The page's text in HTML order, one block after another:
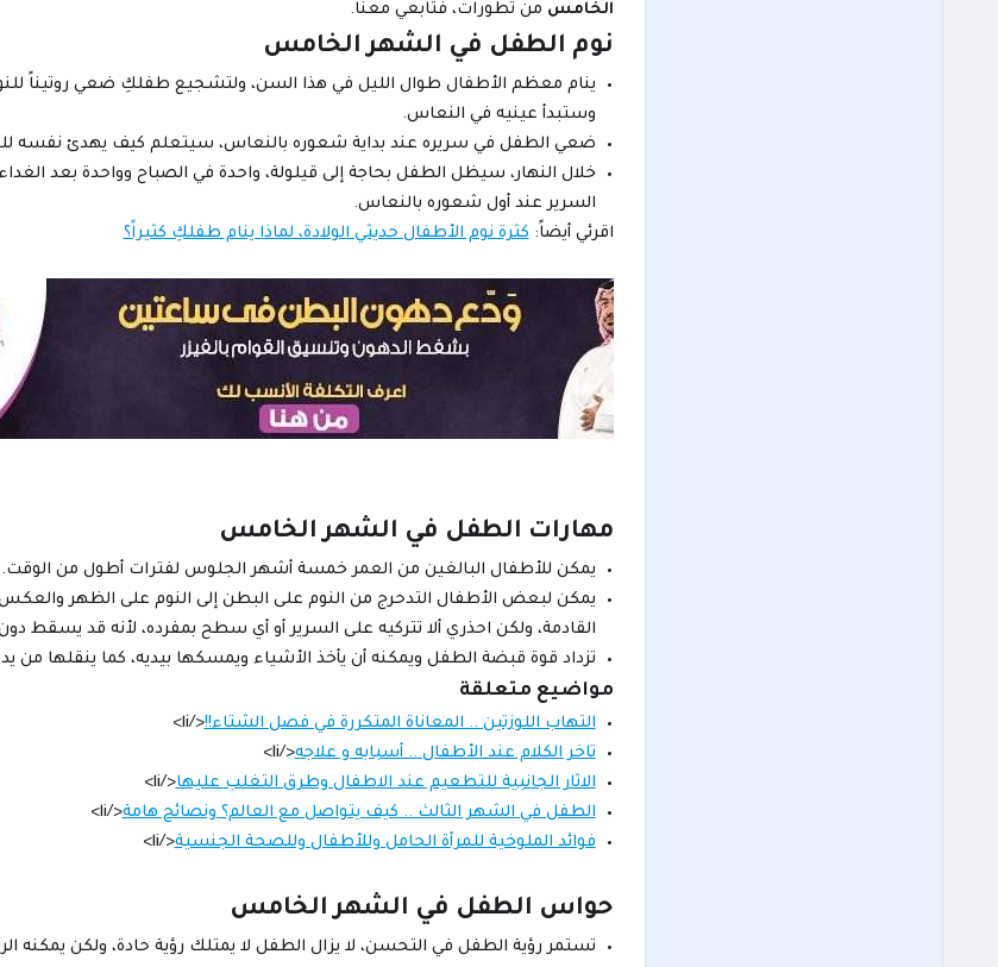
الخامس من تطورات، فتابعي معنا.
نوم الطفل في الشهر الخامس
ينام معظم الأطفال طوال الليل في هذا السن، ولتشجيع طفلكِ ضعي روتيناً
وستبدأ عينيه في النعاس.
ضعي الطفل في سريره عند بداية شعوره بالنعاس، سيتعلم كيف يهدئ نفسه
خلال النهار، سيظل الطفل بحاجة إلى قيلولة، واحدة في الصباح وواحدة بعد
السرير عند أول شعوره بالنعاس.
اقرئي أيضاً:كثرة نوم الأطفال حديثي الولادة، لماذا ينام طفلكِ كثيراً؟
مهارات الطفل في الشهر الخامس
يمكن للأطفال البالغين من العمر خمسة أشهر الجلوس لفترات أطول من الوقت.
يمكن لبعض الأطفال التدحرج من النوم على البطن إلى النوم على الظهر
القادمة، ولكن احذري ألا تتركيه على السرير أو أي سطح بمفرده، لأنه قد يسقط
تزداد قوة قبضة الطفل ويمكنه أن يأخذ الأشياء ويمسكها بيديه، كما ينقلها
مواضيع متعلقة
التهاب اللوزتين .. المعاناة المتكررة في فصل الشتاء!!</li>
تاخر الكلام عند الأطفال .. أسبابه و علاجه</li>
الاثار الجانبية للتطعيم عند الاطفال وطرق التغلب عليها</li>
الطفل في الشهر الثالث .. كيف يتواصل مع العالم؟ ونصائح هامة</li>
فوائد الملوخية للمرأة الحامل وللأطفال وللصحة الجنسية</li>
حواس الطفل في الشهر الخامس
تستمر رؤية الطفل في التحسن، لا يزال الطفل لا يمتلك رؤية حادة، ولكن يمكنه